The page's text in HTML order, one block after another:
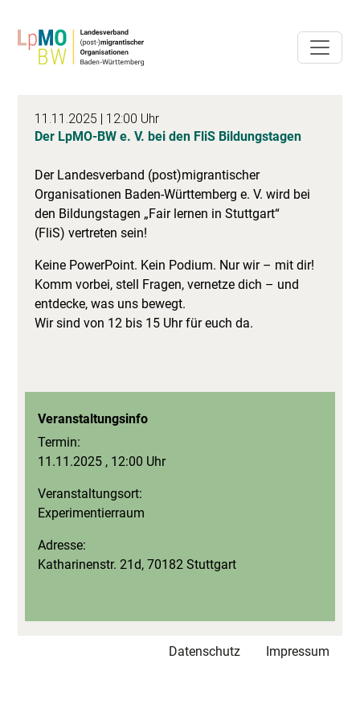
11.11.2025 | 12:00 Uhr
Der LpMO-BW e. V. bei den FliS Bildungstagen
Der Landesverband (post)migrantischer
Organisationen Baden-Württemberg e. V. wird bei
den Bildungstagen „Fair lernen in Stuttgart“
(FliS) vertreten sein!
Keine PowerPoint. Kein Podium. Nur wir – mit dir!
Komm vorbei, stell Fragen, vernetze dich – und
entdecke, was uns bewegt.
Wir sind von 12 bis 15 Uhr für euch da.
Veranstaltungsinfo
Termin:
11.11.2025 , 12:00 Uhr
Veranstaltungsort:
Experimentierraum
Adresse:
Katharinenstr. 21d, 70182 Stuttgart
Datenschutz Impressum